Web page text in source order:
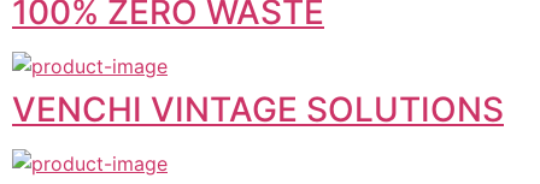
100% ZERO WASTE
VENCHI VINTAGE SOLUTIONS